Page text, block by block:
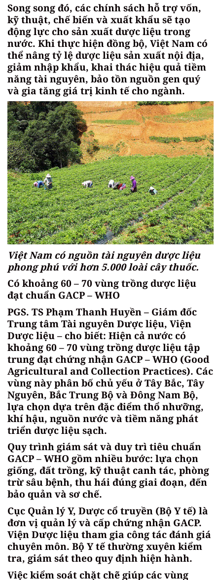
Song song đó, các chính sách hỗ trợ vốn,
kỹ thuật, chế biến và xuất khẩu sẽ tạo
động lực cho sản xuất dược liệu trong
nước. Khi thực hiện đồng bộ, Việt Nam có
thể nâng tỷ lệ dược liệu sản xuất nội địa,
giảm nhập khẩu, khai thác hiệu quả tiềm
năng tài nguyên, bảo tồn nguồn gen quý
và gia tăng giá trị kinh tế cho ngành.
Việt Nam có nguồn tài nguyên dược liệu
phong phú với hơn 5.000 loài cây thuốc.
Có khoảng 60 – 70 vùng trồng dược liệu
đạt chuẩn GACP – WHO
PGS. TS Phạm Thanh Huyền – Giám đốc
Trung tâm Tài nguyên Dược liệu, Viện
Dược liệu – cho biết: Hiện cả nước có
khoảng 60 – 70 vùng trồng dược liệu tập
trung đạt chứng nhận GACP – WHO (Good
Agricultural and Collection Practices). Các
vùng này phân bố chủ yếu ở Tây Bắc, Tây
Nguyên, Bắc Trung Bộ và Đông Nam Bộ,
lựa chọn dựa trên đặc điểm thổ nhưỡng,
khí hậu, nguồn nước và tiềm năng phát
triển dược liệu sạch.
Quy trình giám sát và duy trì tiêu chuẩn
GACP – WHO gồm nhiều bước: lựa chọn
giống, đất trồng, kỹ thuật canh tác, phòng
trừ sâu bệnh, thu hái đúng giai đoạn, đến
bảo quản và sơ chế.
Cục Quản lý Y, Dược cổ truyền (Bộ Y tế) là
đơn vị quản lý và cấp chứng nhận GACP.
Viện Dược liệu tham gia công tác đánh giá
chuyên môn. Bộ Y tế thường xuyên kiểm
tra, giám sát theo quy định hiện hành.
Việc kiểm soát chặt chẽ giúp các vùng